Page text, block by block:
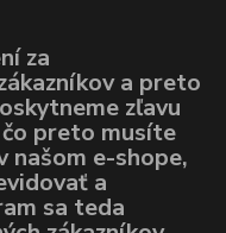
za
a preto
zľavu
čo preto musíte
našom e-shope,
a
sa teda